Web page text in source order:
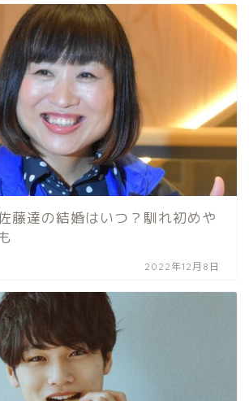
藤達の結婚はいつ？馴れ初めや
2022年12月8日